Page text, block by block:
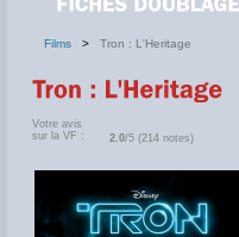
Films > Tron : L'Heritage
Votre avis
sur la VF :
2.0/5 (214 notes)